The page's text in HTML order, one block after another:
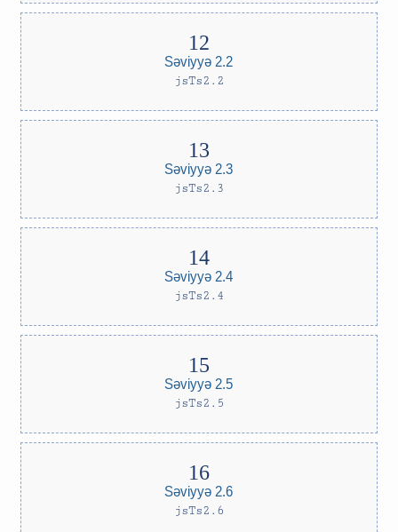
Səviyyə 2.2
jsTs2.2
Səviyyə 2.3
jsTs2.3
Səviyyə 2.4
jsTs2.4
Səviyyə 2.5
jsTs2.5
Səviyyə 2.6
jsTs2.6